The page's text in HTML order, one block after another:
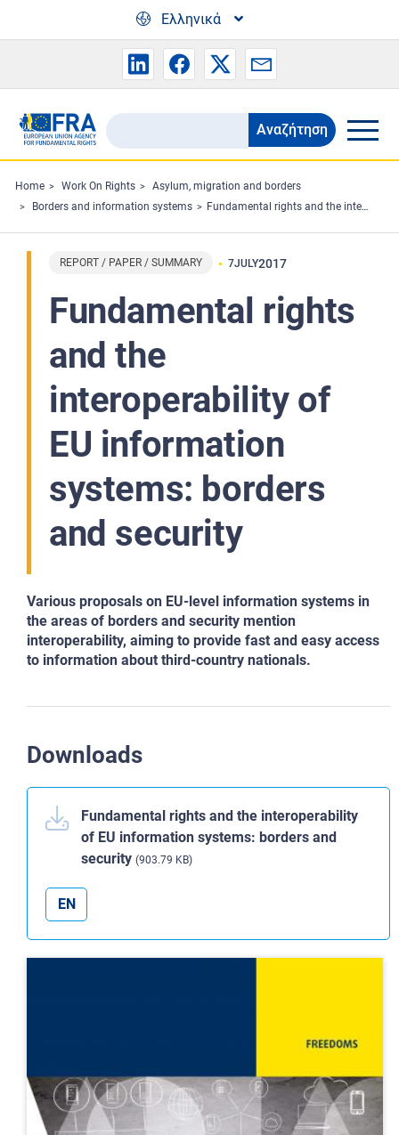
Ελληνικά
Search
the
FRA
website
Αναζήτηση
Home Work On Rights
Asylum, migration and borders
Borders and information systems
Fundamental rights and the interoperability of EU information systems: borders and security
REPORT / PAPER / SUMMARY 7JULY2017
Fundamental rights
and the
interoperability of
EU information
systems: borders
and security
Various proposals on EU-level information systems in
the areas of borders and security mention
interoperability, aiming to provide fast and easy access
to information about third-country nationals.
Downloads
Fundamental rights and the interoperability
of EU information systems: borders and
security (903.79 KB)
EN